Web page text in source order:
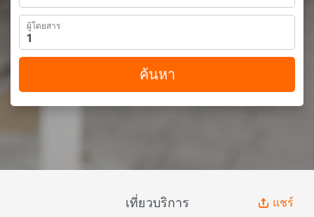
ผู้โดยสาร
ค้นหา
เที่ยวบริการ แชร์